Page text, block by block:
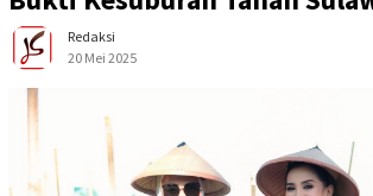
Redaksi
20 Mei 2025